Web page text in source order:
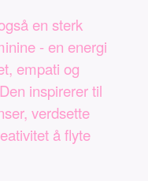
en sterk
- en energi
empati og
inspirerer til
verdsette
å flyte